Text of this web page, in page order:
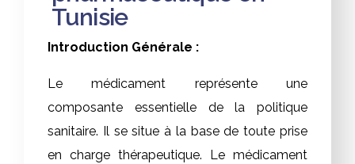
Tunisie
Introduction Générale :
Le médicament représente une
composante essentielle de la politique
sanitaire. Il se situe à la base de toute prise
en charge thérapeutique. Le médicament